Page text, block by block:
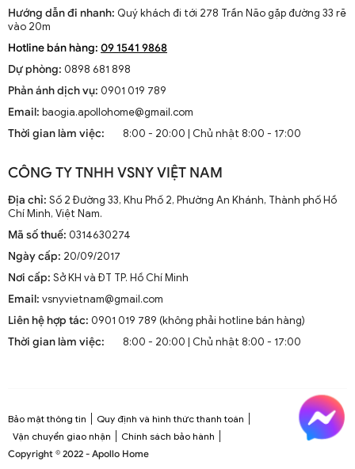
tiến với thiết kế hiện đại, động cơ mạnh mẽ và khả năng
cứu để nâng cao hiệu suất và thẩm mỹ của sản phẩm.
Xu hướng hiện tại trên thị trường
Hiện nay, quạt trần cánh dài không chỉ là thiết bị làm mát
sống. Chúng kết hợp công nghệ tiên tiến như điều khiển
1.2. Cấu Tạo và Nguyên Lý Hoạt Động
Cấu trúc tổng thể của quạt trần cánh dài
cơ, cánh quạt, bộ điều khiển và thân quạt. Các cánh quạt
được chế tạo từ chất liệu như gỗ, kim loại hoặc
composite để đảm bảo độ bền và hiệu suất.
Nguyên lý hoạt động cơ bản
Động cơ điện làm quay các cánh quạt, tạo ra dòng không
khí tuần hoàn trong không gian phòng.
Công nghệ tiên tiến tích hợp
Hướng dẫn đi nhanh: Quý khách đi tới 278 Trần Não gặp đường 33 rẽ
vào 20m
Hotline bán hàng: 09 1541 9868
Dự phòng: 0898 681 898
Phản ánh dịch vụ: 0901 019 789
Email: baogia.apollohome@gmail.com
Thời gian làm việc:
8:00 - 20:00 | Chủ nhật 8:00 - 17:00
CÔNG TY TNHH VSNY VIỆT NAM
Địa chỉ: Số 2 Đường 33, Khu Phố 2, Phường An Khánh, Thành phố Hồ
Chí Minh, Việt Nam.
Mã số thuế: 0314630274
Ngày cấp: 20/09/2017
Nơi cấp: Sở KH và ĐT TP. Hồ Chí Minh
Email: vsnyvietnam@gmail.com
Liên hệ hợp tác: 0901 019 789 (không phải hotline bán hàng)
Thời gian làm việc:
8:00 - 20:00 | Chủ nhật 8:00 - 17:00
Bảo mật thông tin
Quy định và hình thức thanh toán
Vận chuyển giao nhận
Chính sách bảo hành
Copyright © 2022 - Apollo Home